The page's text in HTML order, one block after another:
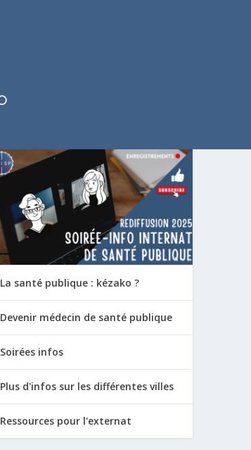
La santé publique : kézako ?
Devenir médecin de santé publique
Soirées infos
Plus d'infos sur les différentes villes
Ressources pour l'externat